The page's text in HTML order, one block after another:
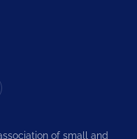
of small and